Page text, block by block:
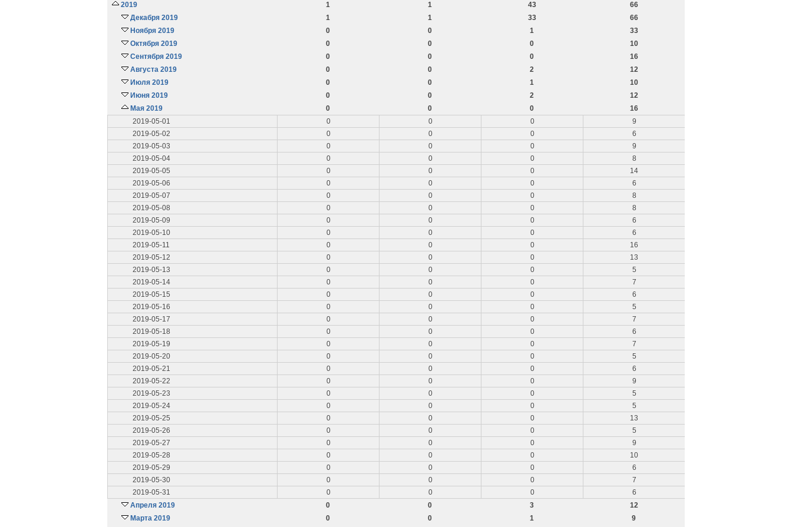
2019
1 1 43
66
Декабря 2019
1 1 33
66
Ноября 2019
0 0 1
33
Октября 2019
0 0 0
10
Сентября 2019
0 0 0
16
Августа 2019
0 0 2
12
Июля 2019
0 0 1
10
Июня 2019
0 0 2
12
Мая 2019
0 0 0
16
2019-05-01
0 0 0
9
2019-05-02
0 0 0
6
2019-05-03
0 0 0
9
2019-05-04
0 0 0
8
2019-05-05
0 0 0
14
2019-05-06
0 0 0
6
2019-05-07
0 0 0
8
2019-05-08
0 0 0
8
2019-05-09
0 0 0
6
2019-05-10
0 0 0
6
2019-05-11
0 0 0
16
2019-05-12
0 0 0
13
2019-05-13
0 0 0
5
2019-05-14
0 0 0
7
2019-05-15
0 0 0
6
2019-05-16
0 0 0
5
2019-05-17
0 0 0
7
2019-05-18
0 0 0
6
2019-05-19
0 0 0
7
2019-05-20
0 0 0
5
2019-05-21
0 0 0
6
2019-05-22
0 0 0
9
2019-05-23
0 0 0
5
2019-05-24
0 0 0
5
2019-05-25
0 0 0
13
2019-05-26
0 0 0
5
2019-05-27
0 0 0
9
2019-05-28
0 0 0
10
2019-05-29
0 0 0
6
2019-05-30
0 0 0
7
2019-05-31
0 0 0
6
Апреля 2019
0 0 3
12
Марта 2019
0 0 1 9